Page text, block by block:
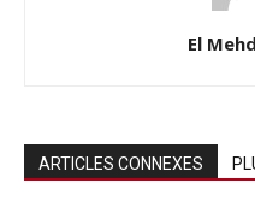
El
ARTICLES CONNEXES